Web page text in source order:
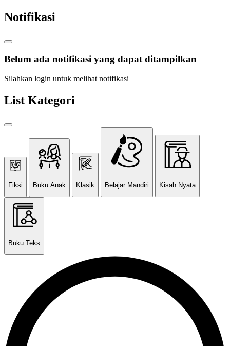
Notifikasi
Belum ada notifikasi yang dapat ditampilkan
Silahkan login untuk melihat notifikasi
List Kategori
Fiksi Buku Anak Klasik Belajar Mandiri Kisah Nyata
Buku Teks